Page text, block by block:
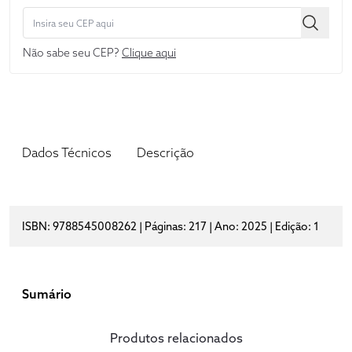
Não sabe seu CEP? Clique aqui
Dados Técnicos Descrição
ISBN: 9788545008262 | Páginas: 217 | Ano: 2025 | Edição: 1
Sumário
Produtos relacionados